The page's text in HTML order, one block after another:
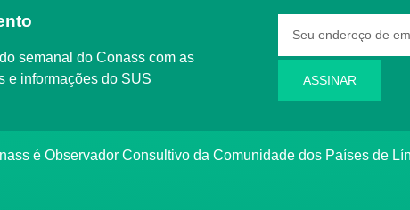
e informações do SUS
ASSINAR
é Observador Consultivo da Comunidade dos Países de